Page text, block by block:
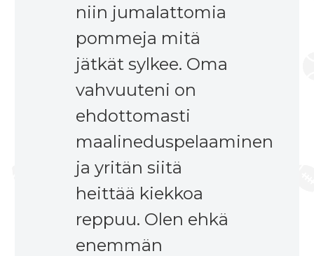
niin jumalattomia
pommeja mitä
jätkät sylkee. Oma
vahvuuteni on
ehdottomasti
maalineduspelaaminen
ja yritän siitä
heittää kiekkoa
reppuu. Olen ehkä
enemmän